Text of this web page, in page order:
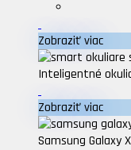
Zobraziť viac
Inteligentné
Zobraziť viac
Samsung Galaxy